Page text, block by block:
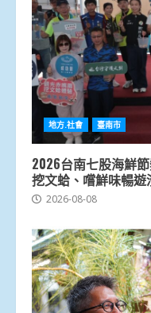
地方.社會 臺南市
2026台南七股海鮮
挖文蛤、嚐鮮味暢遊
2026-08-08